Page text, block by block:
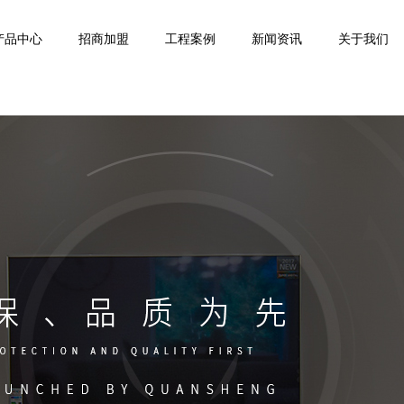
品中心 招商加盟 工程案例 新闻资讯 关于我们